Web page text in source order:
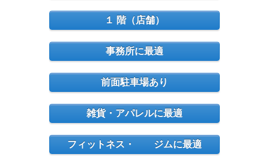
１ 階（店舗）
事務所に最適
前面駐車場あり
雑貨・アパレルに最適
フィットネス・ ジムに最適